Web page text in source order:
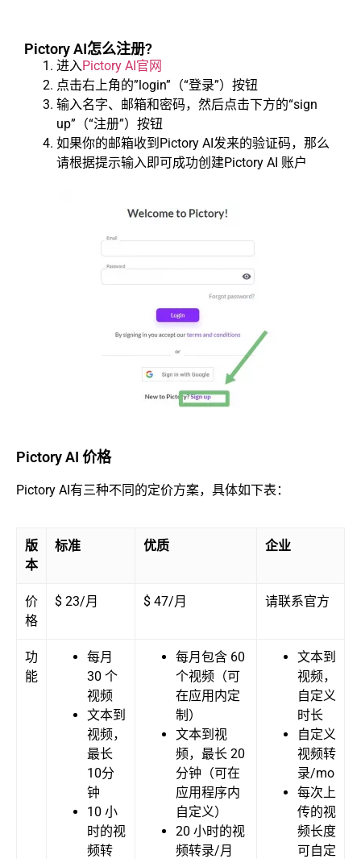
Pictory AI怎么注册?
进入Pictory AI官网
点击右上角的”login”（“登录”）按钮
输入名字、邮箱和密码，然后点击下方的“sign
up”（“注册”）按钮
如果你的邮箱收到Pictory AI发来的验证码，那么
请根据提示输入即可成功创建Pictory AI 账户
Pictory AI 价格
Pictory AI有三种不同的定价方案，具体如下表：
版
本
标准 优质 企业
价
格
$ 23/月 $ 47/月 请联系官方
功
能
每月
30 个
视频
文本到
视频，
最长
10分
钟
10 小
时的视
频转
每月包含 60
个视频（可
在应用内定
制）
文本到视
频，最长 20
分钟（可在
应用程序内
自定义）
20 小时的视
频转录/月
文本到
视频，
自定义
时长
自定义
视频转
录/mo
每次上
传的视
频长度
可自定